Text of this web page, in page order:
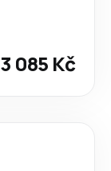
3 085 Kč